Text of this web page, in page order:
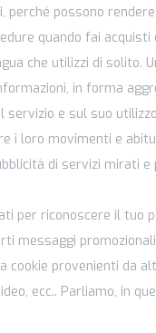
possono
quando fai
che utilizzi di solito.
in forma
e sul suo
i loro movimenti e
di servizi mirati
per riconoscere il
messaggi
cookie provenienti
ecc.. Parliamo, in